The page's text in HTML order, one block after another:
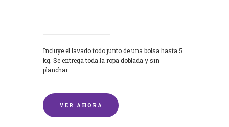
Incluye el lavado todo junto de una bolsa hasta 5
kg. Se entrega toda la ropa doblada y sin
planchar.
VER AHORA